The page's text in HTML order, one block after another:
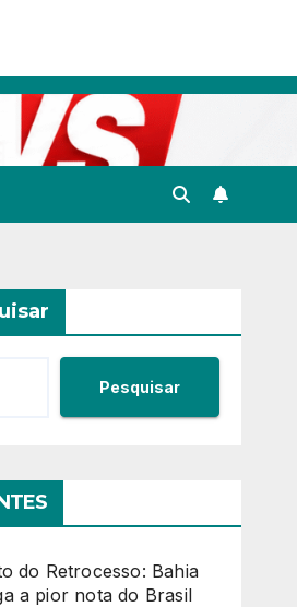
Pesquisar
do Retrocesso: Bahia
a pior nota do Brasil